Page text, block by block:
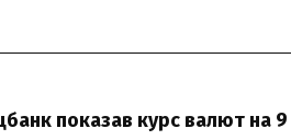
показав курс валют на 9